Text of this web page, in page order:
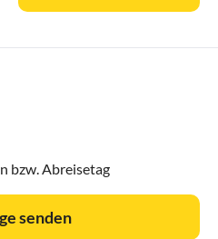
bzw. Abreisetag
senden